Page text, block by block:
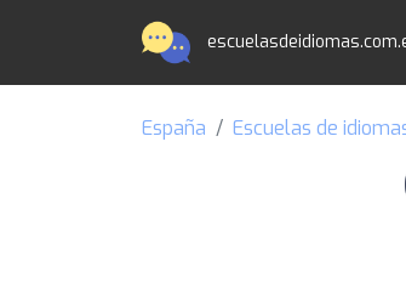
España Escuelas de